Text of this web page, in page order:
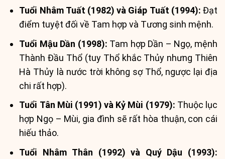
Tuổi Nhâm Tuất (1982) và Giáp Tuất (1994): Đạt
điểm tuyệt đối về Tam hợp và Tương sinh mệnh.
Tuổi Mậu Dần (1998): Tam hợp Dần – Ngọ, mệnh
Thành Đầu Thổ (tuy Thổ khắc Thủy nhưng Thiên
Hà Thủy là nước trời không sợ Thổ, ngược lại địa
chi rất hợp).
Tuổi Tân Mùi (1991) và Kỷ Mùi (1979): Thuộc lục
hợp Ngọ – Mùi, gia đình sẽ rất hòa thuận, con cái
hiếu thảo.
Tuổi Nhâm Thân (1992) và Quý Dậu (1993):